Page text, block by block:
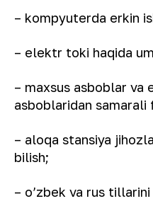
– kompyuterda erkin
– elektr toki haqida
– maxsus asboblar va
asboblaridan samarali
– aloqa stansiya
bilish;
– o’zbek va rus